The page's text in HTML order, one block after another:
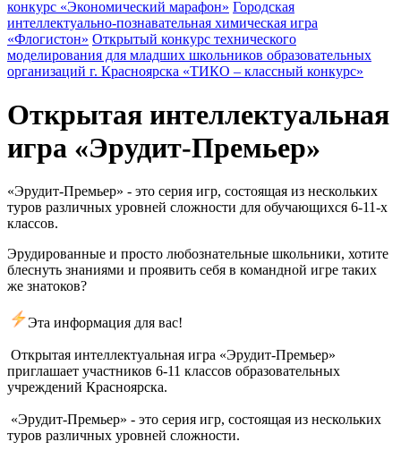
конкурс «Экономический марафон» Городская
интеллектуально-познавательная химическая игра
«Флогистон» Открытый конкурс технического
моделирования для младших школьников образовательных
организаций г. Красноярска «ТИКО – классный конкурс»
Открытая интеллектуальная
игра «Эрудит-Премьер»
«Эрудит-Премьер» - это серия игр, состоящая из нескольких
туров различных уровней сложности для обучающихся 6-11-х
классов.
Эрудированные и просто любознательные школьники, хотите
блеснуть знаниями и проявить себя в командной игре таких
же знатоков?
Эта информация для вас!
Открытая интеллектуальная игра «Эрудит-Премьер»
приглашает участников 6-11 классов образовательных
учреждений Красноярска.
«Эрудит-Премьер» - это серия игр, состоящая из нескольких
туров различных уровней сложности.